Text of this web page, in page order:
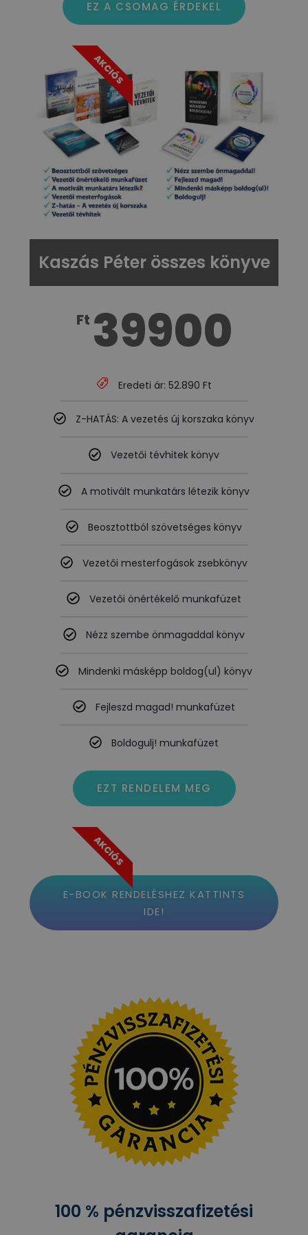
EZ A CSOMAG ÉRDEKEL
AKCIÓS
Kaszás Péter összes könyve
Ft 39900
Eredeti ár: 52.890 Ft
Z-HATÁS: A vezetés új korszaka könyv
Vezetői tévhitek könyv
A motivált munkatárs létezik könyv
Beosztottból szövetséges könyv
Vezetői mesterfogások zsebkönyv
Vezetői önértékelő munkafüzet
Nézz szembe önmagaddal könyv
Mindenki másképp boldog(ul) könyv
Fejleszd magad! munkafüzet
Boldogulj! munkafüzet
EZT RENDELEM MEG
AKCIÓS
E-BOOK RENDELÉSHEZ KATTINTS
IDE!
100 % pénzvisszafizetési